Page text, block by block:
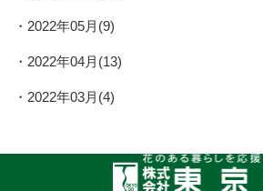
2022年05月(9)
2022年04月(13)
2022年03月(4)